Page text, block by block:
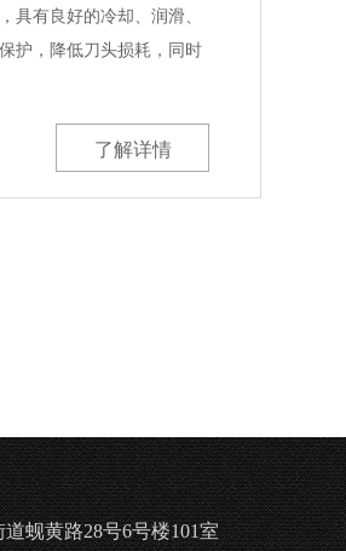
有良好的冷却、润滑、
护，降低刀头损耗，同时
了解详情
蚬黄路28号6号楼101室